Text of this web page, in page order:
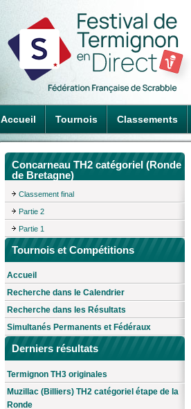
Accueil Tournois Classements
Concarneau TH2 catégoriel (Ronde
de Bretagne)
Classement final
Partie 2
Partie 1
Tournois et Compétitions
Accueil
Recherche dans le Calendrier
Recherche dans les Résultats
Simultanés Permanents et Fédéraux
Derniers résultats
Termignon TH3 originales
Muzillac (Billiers) TH2 catégoriel étape de la
Ronde